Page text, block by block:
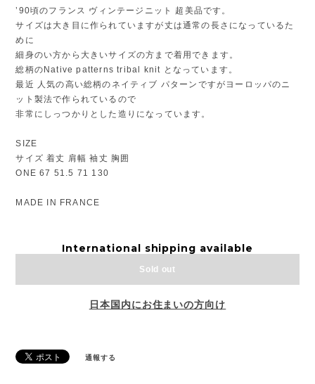
’90頃のフランス ヴィンテージニット 超美品です。
サイズは大き目に作られていますが丈は通常の長さになっているた
めに
細身のい方から大きいサイズの方まで着用できます。
総柄のNative patterns tribal knit となっています。
最近 人気の高い総柄のネイティブ パターンですがヨーロッパのニ
ット製法で作られているので
非常にしっつかりとした造りになっています。
SIZE
サイズ 着丈 肩幅 袖丈 胸囲
ONE 67 51.5 71 130
MADE IN FRANCE
International shipping available
Sold out
日本国内にお住まいの方向け
通報する